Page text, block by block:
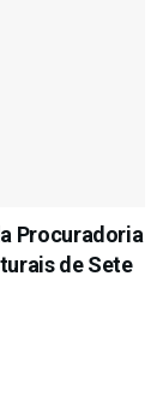
Procuradoria
de Sete